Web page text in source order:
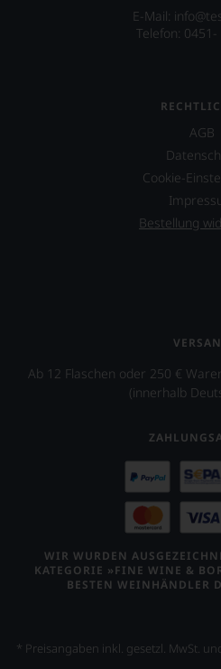
E-Mail:
Telefon:
AGB
Cookie-
Bestellung
Ab 12 Flaschen oder 250 €
(innerhalb
WIR WURDEN
KATEGORIE »FINE WINE &
BESTEN WEINHÄNDLER
* Preisangaben inkl. gesetzl. MwSt.